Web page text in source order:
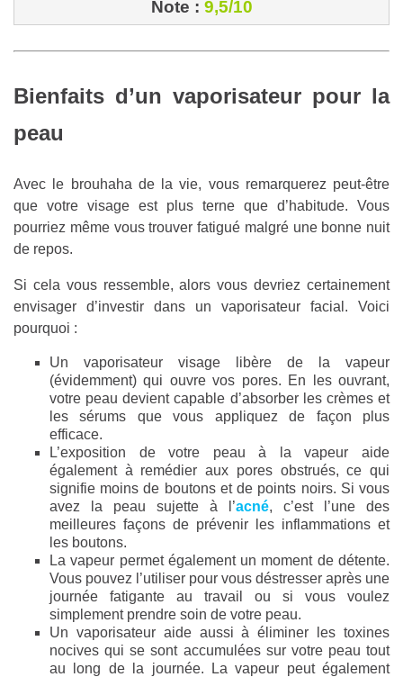
Note : 9,5/10
Bienfaits d’un vaporisateur pour la
peau
Avec le brouhaha de la vie, vous remarquerez peut-être
que votre visage est plus terne que d’habitude. Vous
pourriez même vous trouver fatigué malgré une bonne nuit
de repos.
Si cela vous ressemble, alors vous devriez certainement
envisager d’investir dans un vaporisateur facial. Voici
pourquoi :
Un vaporisateur visage libère de la vapeur
(évidemment) qui ouvre vos pores. En les ouvrant,
votre peau devient capable d’absorber les crèmes et
les sérums que vous appliquez de façon plus
efficace.
L’exposition de votre peau à la vapeur aide
également à remédier aux pores obstrués, ce qui
signifie moins de boutons et de points noirs. Si vous
avez la peau sujette à l’acné, c’est l’une des
meilleures façons de prévenir les inflammations et
les boutons.
La vapeur permet également un moment de détente.
Vous pouvez l’utiliser pour vous déstresser après une
journée fatigante au travail ou si vous voulez
simplement prendre soin de votre peau.
Un vaporisateur aide aussi à éliminer les toxines
nocives qui se sont accumulées sur votre peau tout
au long de la journée. La vapeur peut également